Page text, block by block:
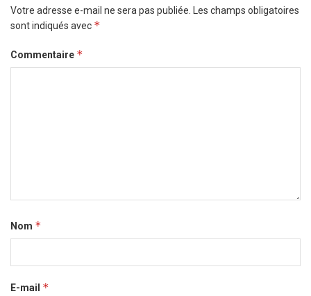
Votre adresse e-mail ne sera pas publiée.
Les champs obligatoires
sont indiqués avec *
Commentaire *
Nom *
E-mail *